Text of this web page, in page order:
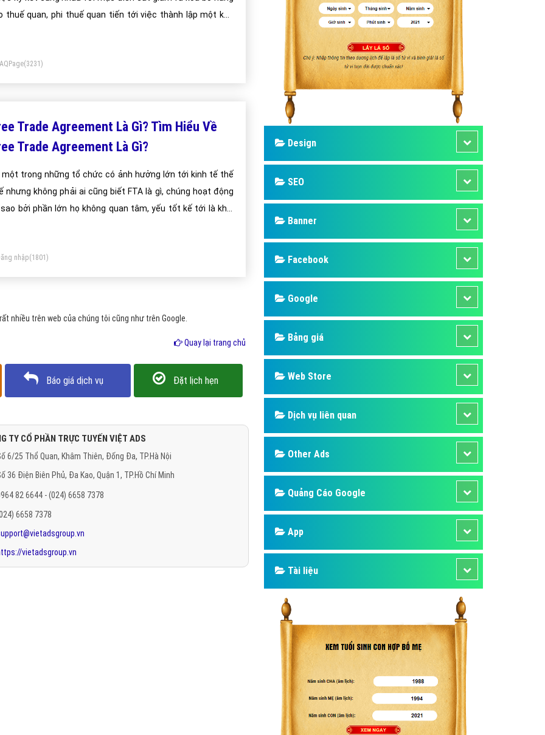
Hỏi đáp phần mềm
Hỏi đáp quảng cáo TVC
Hỏi đáp quảng cáo mobile
Hỏi đáp quảng cáo Online
Hỏi đáp quảng cáo Skype
Quảng cáo Youtube
Dịch vụ quảng cáo Youtube
Dịch vụ quảng cáo Cốc Cốc
Dịch vụ quảng cáo Tiktok
Dịch vụ quảng cáo Zalo
Định nghĩa
Nghĩa là gì
Phần mềm ứng dụng hay
thuế quan, phi thuế quan tiến tới việc thành lập một khu
(3231)
Trade Agreement Là Gì? Tìm Hiểu Về
Trade Agreement Là Gì?
một trong những tổ chức có ảnh hưởng lớn tới kinh tế thế
nhưng không phải ai cũng biết FTA là gì, chúng hoạt động
bởi phần lớn họ không quan tâm, yếu tốt kế tới là khái
nhập(1801)
nhiều trên web của chúng tôi cũng như trên Google.
Quay lại trang chủ
Báo giá dịch vụ Đặt lịch hẹn
TY CỔ PHẦN TRỰC TUYẾN VIỆT ADS
6/25 Thổ Quan, Khâm Thiên, Đống Đa, TP.Hà Nội
36 Điện Biên Phủ, Đa Kao, Quận 1, TP.Hồ Chí Minh
82 6644 - (024) 6658 7378
6658 7378
vietadsgroup.vn
Design
SEO
Banner
Facebook
Google
Bảng giá
Web Store
Dịch vụ liên quan
Other Ads
Quảng Cáo Google
App
Tài liệu